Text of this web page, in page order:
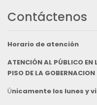
Contáctenos
Horario de atención
ATENCIÓN AL PÚBLICO EN
PISO DE LA GOBERNACION
Únicamente los lunes y